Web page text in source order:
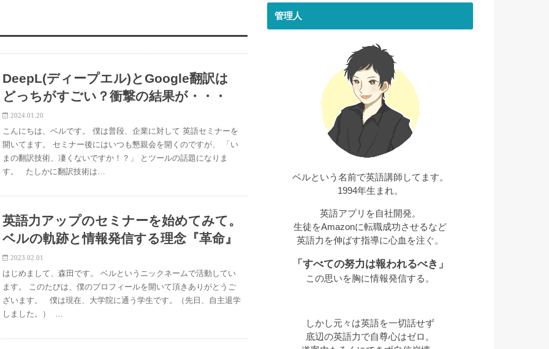
DeepL(ディープエル)とGoogle翻訳は
どっちがすごい？衝撃の結果が・・・
2024.01.20
こんにちは、ベルです。 僕は普段、企業に対して 英語セミナーを
開いてます。 セミナー後にはいつも懇親会を開くのですが、 「い
まの翻訳技術、凄くないですか！？」 とツールの話題になりま
す。 たしかに翻訳技術は…
英語力アップのセミナーを始めてみて。
ベルの軌跡と情報発信する理念『革命』
2023.02.01
はじめまして、森田です。 ベルというニックネームで活動してい
ます。 このたびは、僕のプロフィールを開いて頂きありがとうご
ざいます。 僕は現在、大学院に通う学生です。（先日、自主退学
しました。） …
管理人
ベルという名前で英語講師してます。
1994年生まれ。
英語アプリを自社開発。
生徒をAmazonに転職成功させるなど
英語力を伸ばす指導に心血を注ぐ。
「すべての努力は報われるべき」
この思いを胸に情報発信する。
しかし元々は英語を一切話せず
底辺の英語力で自尊心はゼロ。